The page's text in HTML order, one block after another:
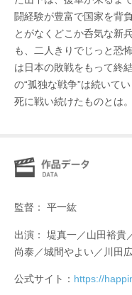
闘経験が豊富で国家を背
とがなくどこか呑気な新
も、二人きりでじっと恐
は日本の敗戦をもって終
の“孤独な戦争”は続いて
死に戦い続けたものとは。
監督： 平一紘
出演： 堤真一／山田裕貴
尚泰／城間やよい／川田
公式サイト： https://